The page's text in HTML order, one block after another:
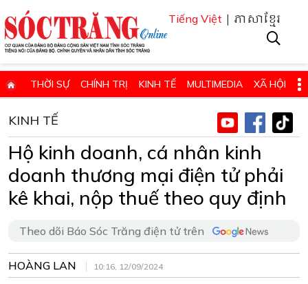
Tiếng Việt | ភាសាខ្មែរ
THỜI SỰ CHÍNH TRỊ KINH TẾ MULTIMEDIA XÃ HỘI
PHÁP LUẬT GIÁO DỤC - KHOA HỌC & CÔNG NGHỆ
QUỐC PHÒNG - AN NINH QUỐC TẾ SỨC KHỎE VÀ ĐỜI SỐNG
VĂN HÓA - THỂ THAO - DU LỊCH CHUYÊN ĐỀ
ĐIỂM BÁO - TIN VẮN ĐỊA PHƯƠNG THÔNG TIN CẦN BIẾT
HỌC TẬP VÀ LÀM THEO TƯ TƯỞNG, ĐẠO ĐỨC, PHONG CÁCH HỒ
ĐẶT BÁO GIẤY ONLINE
KINH TẾ
Hộ kinh doanh, cá nhân kinh
doanh thương mại điện tử phải
kê khai, nộp thuế theo quy định
Theo dõi Báo Sóc Trăng điện tử trên
HOÀNG LAN 10:16, 12/09/2024